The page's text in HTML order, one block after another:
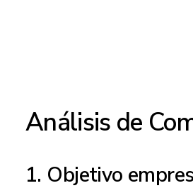
Análisis de
1. Objetivo